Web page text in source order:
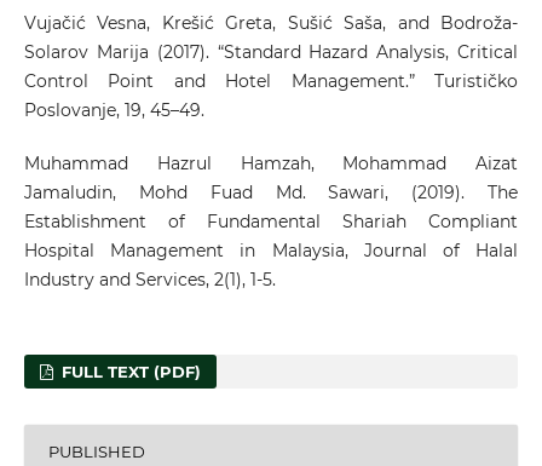
Vujačić Vesna, Krešić Greta, Sušić Saša, and Bodroža-
Solarov Marija (2017). “Standard Hazard Analysis, Critical
Control Point and Hotel Management.” Turističko
Poslovanje, 19, 45–49.
Muhammad Hazrul Hamzah, Mohammad Aizat
Jamaludin, Mohd Fuad Md. Sawari, (2019). The
Establishment of Fundamental Shariah Compliant
Hospital Management in Malaysia, Journal of Halal
Industry and Services, 2(1), 1-5.
FULL TEXT (PDF)
PUBLISHED